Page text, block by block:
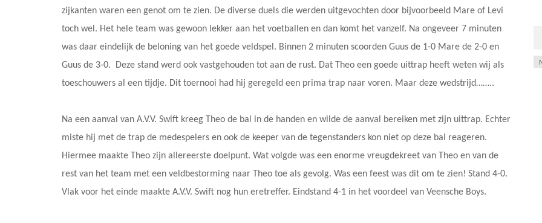
zijkanten waren een genot om te zien. De diverse duels die werden uitgevochten door bijvoorbeeld Mare of Levi
toch wel. Het hele team was gewoon lekker aan het voetballen en dan komt het vanzelf. Na ongeveer 7 minuten
was daar eindelijk de beloning van het goede veldspel. Binnen 2 minuten scoorden Guus de 1-0 Mare de 2-0 en
Guus de 3-0. Deze stand werd ook vastgehouden tot aan de rust. Dat Theo een goede uittrap heeft weten wij als
toeschouwers al een tijdje. Dit toernooi had hij geregeld een prima trap naar voren. Maar deze wedstrijd……..
Na een aanval van A.V.V. Swift kreeg Theo de bal in de handen en wilde de aanval bereiken met zijn uittrap. Echter
miste hij met de trap de medespelers en ook de keeper van de tegenstanders kon niet op deze bal reageren.
Hiermee maakte Theo zijn allereerste doelpunt. Wat volgde was een enorme vreugdekreet van Theo en van de
rest van het team met een veldbestorming naar Theo toe als gevolg. Was een feest was dit om te zien! Stand 4-0.
Vlak voor het einde maakte A.V.V. Swift nog hun eretreffer. Eindstand 4-1 in het voordeel van Veensche Boys.